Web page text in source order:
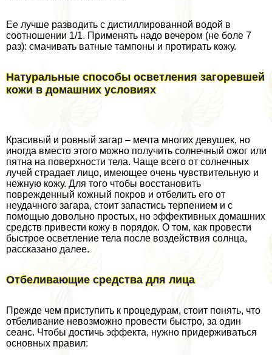
Ее лучше разводить с дистиллированной водой в
соотношении 1/1. Применять надо вечером (не боле 7
раз): смачивать ватные тампоны и протирать кожу.
Натуральные способы осветления загоревшей
кожи в домашних условиях
Красивый и ровный загар – мечта многих дeвyшек, но
иногда вместо этого можно получить солнечный ожог или
пятна на поверхности тела. Чаще всего от солнечных
лучей страдает лицо, имеющее очень чувствительную и
нежную кожу. Для того чтобы восстановить
поврежденный кожный покров и отбелить его от
неудачного загара, стоит запастись терпением и с
помощью довольно простых, но эффективных домашних
средств привести кожу в порядок. О том, как провести
быстрое осветление тела после воздействия солнца,
рассказано далее.
Отбеливающие средства для лица
Прежде чем приступить к процедypaм, стоит понять, что
отбеливание невозможно провести быстро, за один
сеанс. Чтобы достичь эффекта, нужно придерживаться
основных правил: